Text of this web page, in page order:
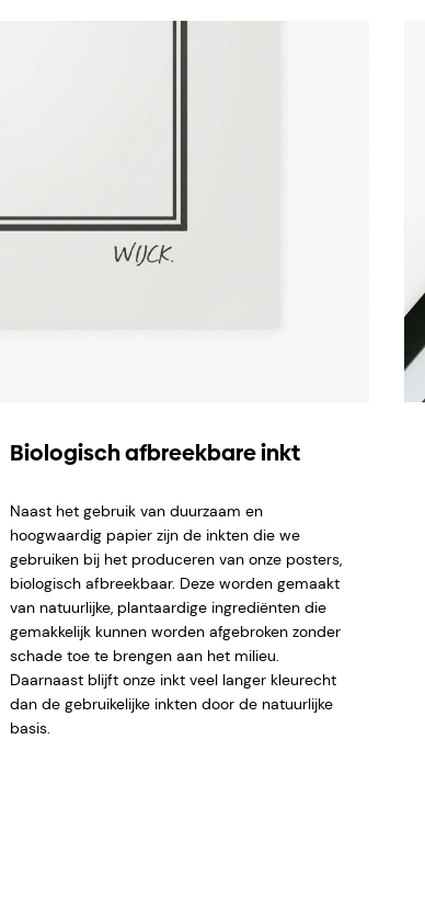
Biologisch afbreekbare inkt
Naast het gebruik van duurzaam en
hoogwaardig papier zijn de inkten die we
gebruiken bij het produceren van onze posters,
biologisch afbreekbaar. Deze worden gemaakt
van natuurlijke, plantaardige ingrediënten die
gemakkelijk kunnen worden afgebroken zonder
schade toe te brengen aan het milieu.
Daarnaast blijft onze inkt veel langer kleurecht
dan de gebruikelijke inkten door de natuurlijke
basis.